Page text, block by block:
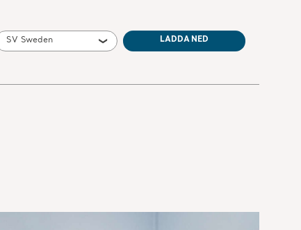
SV Sweden LADDA NED